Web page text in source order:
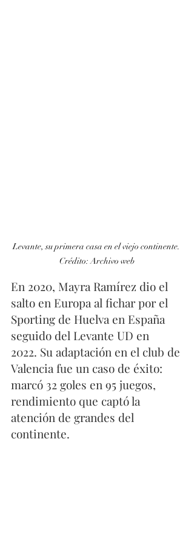
Levante, su primera casa en el viejo continente.
Crédito: Archivo web
En 2020, Mayra Ramírez dio el
salto en Europa al fichar por el
Sporting de Huelva en España
seguido del Levante UD en
2022. Su adaptación en el club de
Valencia fue un caso de éxito:
marcó 32 goles en 95 juegos,
rendimiento que captó la
atención de grandes del
continente.